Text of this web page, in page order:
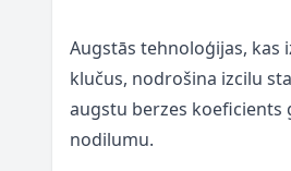
Augstās tehnoloģijas, kas
klučus, nodrošina izcilu
augstu berzes koeficients
nodilumu.